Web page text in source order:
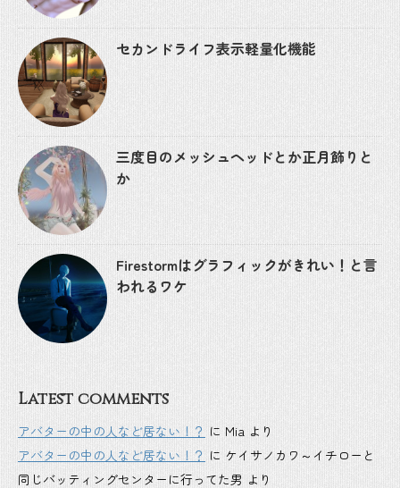
セカンドライフ表示軽量化機能
三度目のメッシュヘッドとか正月飾りと
か
Firestormはグラフィックがきれい！と言
われるワケ
Latest comments
アバターの中の人など居ない！？ に Mia より
アバターの中の人など居ない！？ に ケイサノカワ～イチローと
同じバッティングセンターに行ってた男 より